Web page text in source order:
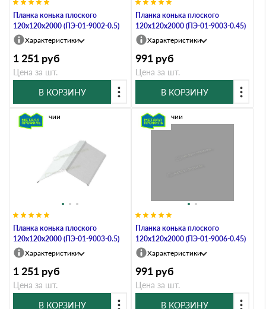
Планка конька плоского
120х120х2000 (ПЭ-01-9002-0.5)
Характеристики
1 251 руб
Цена за шт.
В КОРЗИНУ
Планка конька плоского
120х120х2000 (ПЭ-01-9003-0.45)
Характеристики
991 руб
Цена за шт.
В КОРЗИНУ
Планка конька плоского
120х120х2000 (ПЭ-01-9003-0.5)
В наличии
Характеристики
1 251 руб
Цена за шт.
В КОРЗИНУ
Планка конька плоского
120х120х2000 (ПЭ-01-9006-0.45)
В наличии
Характеристики
991 руб
Цена за шт.
В КОРЗИНУ